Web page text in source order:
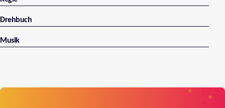
Krieg und Zerstörung fernzuhalten. Doch Jodha hat
ihren eigenen Kopf. Nichts hasst sie so sehr wie die
der Eheschließung zu entgehen, schlägt sich Jodha auf
Er will den Thron ihres Vaters besteigen.
Drehbuch
Musik